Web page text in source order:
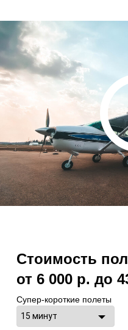
Стоимость
от 6 000 р. до
Супер-короткие полеты